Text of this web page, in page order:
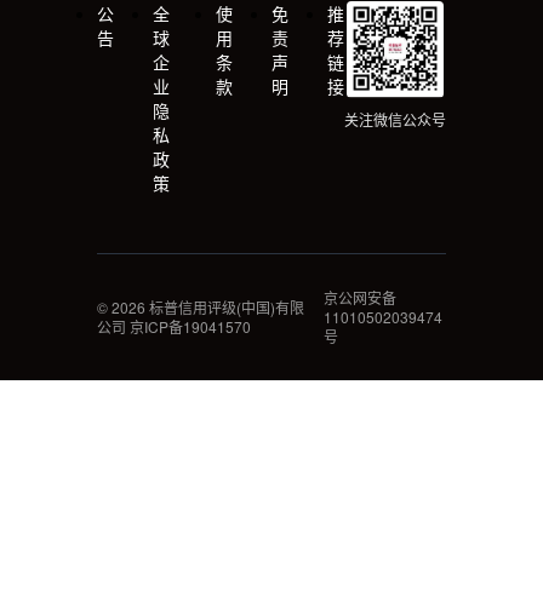
公
告
全
球
企
业
隐
私
政
策
使
用
条
款
免
责
声
明
推
荐
链
接
关注微信公众号
©2026 标普信用评级(中国)有限
公司 京ICP备19041570
京公网安备
11010502039474
号